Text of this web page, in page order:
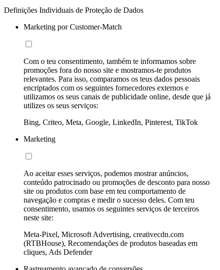
Definições Individuais de Proteção de Dados
Marketing por Customer-Match
Com o teu consentimento, também te informamos sobre
promoções fora do nosso site e mostramos-te produtos
relevantes. Para isso, comparamos os teus dados pessoais
encriptados com os seguintes fornecedores externos e
utilizamos os seus canais de publicidade online, desde que já
utilizes os seus serviços:
Bing, Criteo, Meta, Google, LinkedIn, Pinterest, TikTok
Marketing
Ao aceitar esses serviços, podemos mostrar anúncios,
conteúdo patrocinado ou promoções de desconto para nosso
site ou produtos com base em teu comportamento de
navegação e compras e medir o sucesso deles. Com teu
consentimento, usamos os seguintes serviços de terceiros
neste site:
Meta-Pixel, Microsoft Advertising, creativecdn.com
(RTBHouse), Recomendações de produtos baseadas em
cliques, Ads Defender